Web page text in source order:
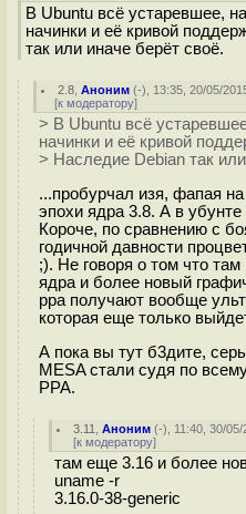
В Ubuntu всё устаревшее,
начинки и её кривой
так или иначе берёт своё.
2.8 ,Аноним (-), 13:35, 20/05/
[к модератору]
> В Ubuntu всё
начинки и её кривой
> Наследие Debian так
...пробурчал изя, фапая
эпохи ядра 3.8. А в
Короче, по сравнению с
годичной давности
;). Не говоря о том что
ядра и более новый
ppa получают вообще
которая еще только
А пока вы тут б3дите,
MESA стали судя по
PPA.
3.11 ,Аноним (-), 11:40, 30/05/
[к модератору]
там еще 3.16 и более
uname -r
3.16.0-38-generic